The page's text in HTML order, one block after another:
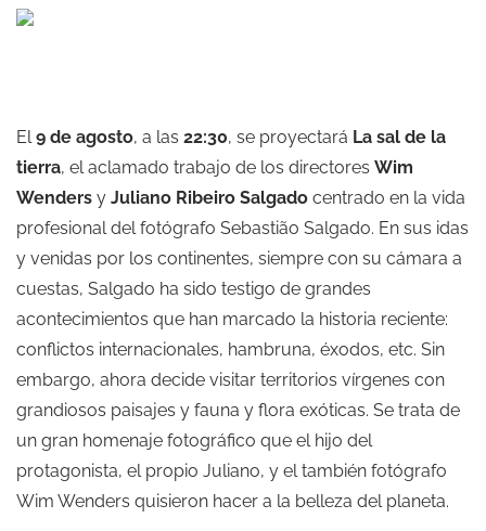
El9 de agosto, a las 22:30, se proyectará La sal de la
tierra, el aclamado trabajo de los directores Wim
Wenders y Juliano Ribeiro Salgado centrado en la vida
profesional del fotógrafo Sebastião Salgado. En sus idas
y venidas por los continentes, siempre con su cámara a
cuestas, Salgado ha sido testigo de grandes
acontecimientos que han marcado la historia reciente:
conflictos internacionales, hambruna, éxodos, etc. Sin
embargo, ahora decide visitar territorios vírgenes con
grandiosos paisajes y fauna y flora exóticas. Se trata de
un gran homenaje fotográfico que el hijo del
protagonista, el propio Juliano, y el también fotógrafo
Wim Wenders quisieron hacer a la belleza del planeta.